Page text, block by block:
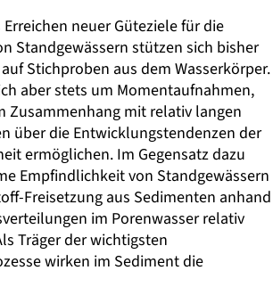
neuer Güteziele für die
Standgewässern stützen sich bisher
Stichproben aus dem Wasserkörper.
aber stets um Momentaufnahmen,
Zusammenhang mit relativ langen
über die Entwicklungstendenzen der
ermöglichen. Im Gegensatz dazu
Empfindlichkeit von Standgewässern
Freisetzung aus Sedimenten anhand
im Porenwasser relativ
Träger der wichtigsten
wirken im Sediment die